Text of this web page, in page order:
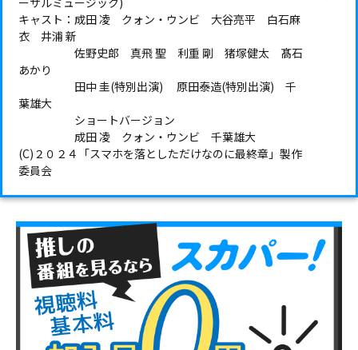
キャスト：成田 凌 クォン・ウンビ 大谷亮平 白石麻
衣 井浦 新
佐野史郎 真飛 聖 利重 剛 猪塚健太 髙石
あかり
田中 圭(特別出演) 原田泰造(特別出演) 千
葉雄大
ショートバージョン
成田 凌 クォン・ウンビ 千葉雄大
(C)２０２４「スマホを落としただけなのに最終章」製作
委員会